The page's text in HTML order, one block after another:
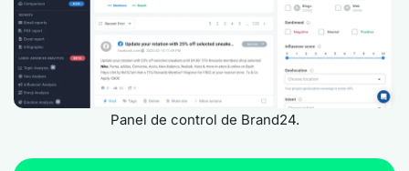
Panel de control de Brand24.